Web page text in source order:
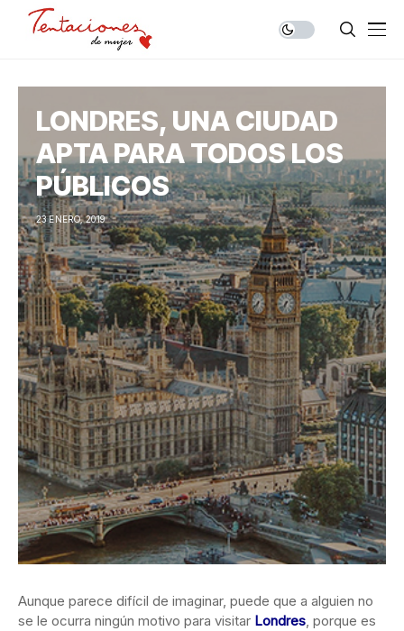
LONDRES, UNA CIUDAD
APTA PARA TODOS LOS
PÚBLICOS
23 ENERO, 2019
Aunque parece difícil de imaginar, puede que a alguien no
se le ocurra ningún motivo para visitar Londres, porque es